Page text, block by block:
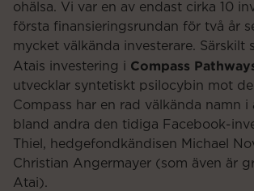
ohälsa. Vi var en av endast cirka 10
första finansieringsrundan för två år
mycket välkända investerare. Särskilt
Atais investering i Compass
utvecklar syntetiskt psilocybin mot
Compass har en rad välkända namn i
bland andra den tidiga Facebook-
Thiel, hedgefondkändisen Michael
Christian Angermayer (som även är
Atai).